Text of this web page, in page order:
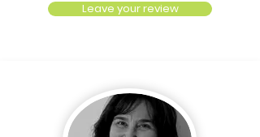
Leave your review